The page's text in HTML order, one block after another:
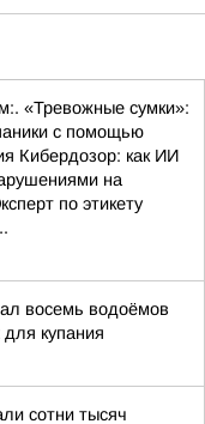
«Тревожные сумки»:
с помощью
Кибердозор: как ИИ
на
по этикету
восемь водоёмов
купания
сотни тысяч